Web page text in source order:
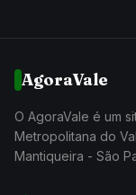
AgoraVale
O AgoraVale é um
Metropolitana do
Mantiqueira - São